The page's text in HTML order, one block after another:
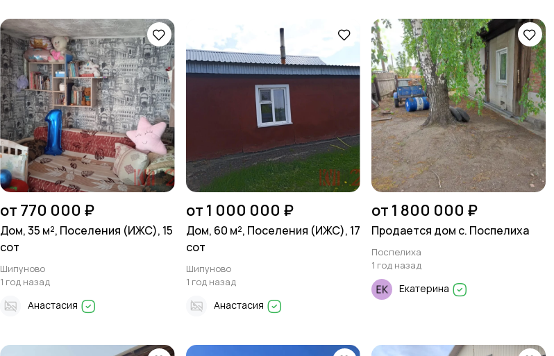
от 770 000 ₽
Дом, 35 м², Поселения (ИЖС), 15
сот
Шипуново
1 год назад
Анастасия
от 1 000 000 ₽
Дом, 60 м², Поселения (ИЖС), 17
сот
Шипуново
1 год назад
Анастасия
от 1 800 000 ₽
Продается дом с. Поспелиха
Поспелиха
1 год назад
Екатерина